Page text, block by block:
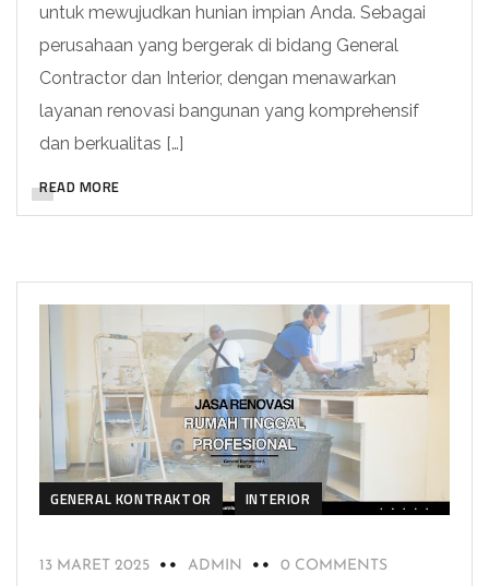
untuk mewujudkan hunian impian Anda. Sebagai
perusahaan yang bergerak di bidang General
Contractor dan Interior, dengan menawarkan
layanan renovasi bangunan yang komprehensif
dan berkualitas […]
READ MORE
GENERAL KONTRAKTOR INTERIOR
13 MARET 2025 ADMIN 0 COMMENTS